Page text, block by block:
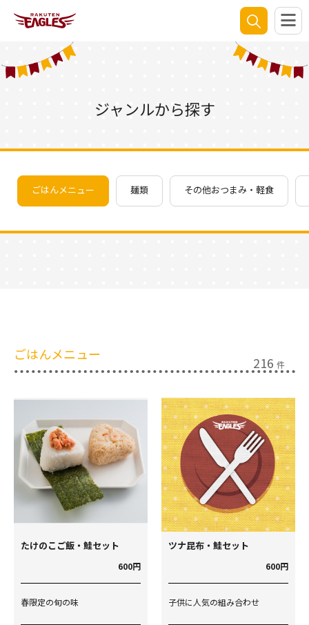
ジャンルから探す
ごはんメニュー 麺類 その他おつまみ・軽食
ごはんメニュー 216 件
たけのこご飯・鮭セット
600円
春限定の旬の味
ツナ昆布・鮭セット
600円
子供に人気の組み合わせ